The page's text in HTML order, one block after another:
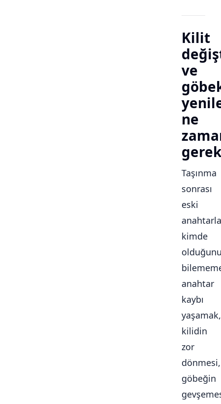
Kilit
ve
ne
Taşınma
sonrası
eski
kimde
anahtar
kaybı
yaşamak,
kilidin
zor
dönmesi,
göbeğin